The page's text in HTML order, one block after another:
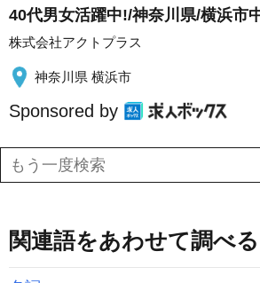
40代男女活躍中!/神奈川県/横浜市
株式会社アクトプラス
神奈川県 横浜市
Sponsored by
関連語をあわせて調べる